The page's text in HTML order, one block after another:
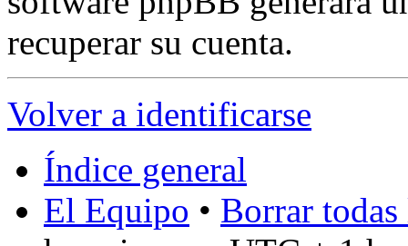
recuperar su cuenta.
Volver a identificarse
Índice general
El Equipo • Borrar